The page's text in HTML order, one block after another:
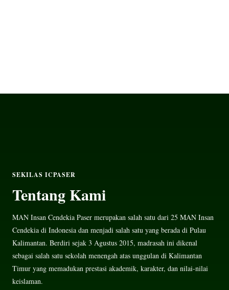
SEKILAS ICPASER
Tentang Kami
MAN Insan Cendekia Paser merupakan salah satu dari 25 MAN Insan
Cendekia di Indonesia dan menjadi salah satu yang berada di Pulau
Kalimantan. Berdiri sejak 3 Agustus 2015, madrasah ini dikenal
sebagai salah satu sekolah menengah atas unggulan di Kalimantan
Timur yang memadukan prestasi akademik, karakter, dan nilai-nilai
keislaman.